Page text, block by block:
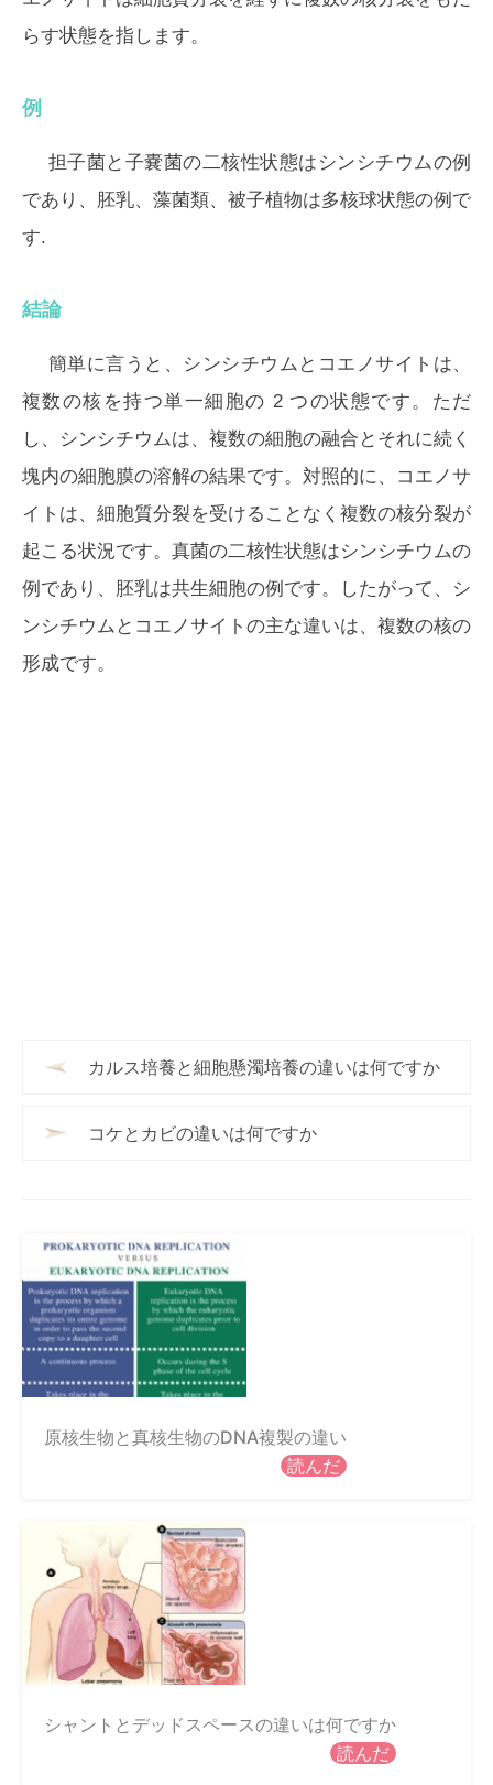
らす状態を指します。
例
担子菌と子嚢菌の二核性状態はシンシチウムの例
であり、胚乳、藻菌類、被子植物は多核球状態の例で
す.
結論
簡単に言うと、シンシチウムとコエノサイトは、
複数の核を持つ単一細胞の 2 つの状態です。ただ
し、シンシチウムは、複数の細胞の融合とそれに続く
塊内の細胞膜の溶解の結果です。対照的に、コエノサ
イトは、細胞質分裂を受けることなく複数の核分裂が
起こる状況です。真菌の二核性状態はシンシチウムの
例であり、胚乳は共生細胞の例です。したがって、シ
ンシチウムとコエノサイトの主な違いは、複数の核の
形成です。
カルス培養と細胞懸濁培養の違いは何ですか
コケとカビの違いは何ですか
原核生物と真核生物のDNA複製の違い
読んだ
シャントとデッドスペースの違いは何ですか
読んだ